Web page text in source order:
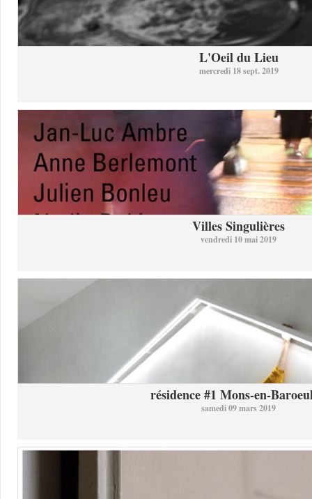
L'Oeil du Lieu
mercredi 18 sept. 2019
Villes Singulières
vendredi 10 mai 2019
résidence #1 Mons-en-
samedi 09 mars 2019